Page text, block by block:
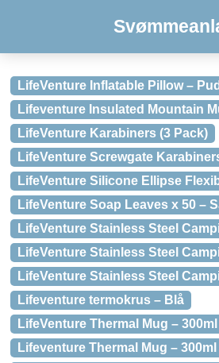
LifeVenture Inflatable Pillow –
Lifeventure Insulated Mountain
LifeVenture Karabiners (3 Pack)
LifeVenture Screwgate
LifeVenture Silicone Ellipse
LifeVenture Soap Leaves x 50 –
LifeVenture Stainless Steel
LifeVenture Stainless Steel
LifeVenture Stainless Steel
Lifeventure termokrus – Blå
LifeVenture Thermal Mug –
Lifeventure Thermal Mug –